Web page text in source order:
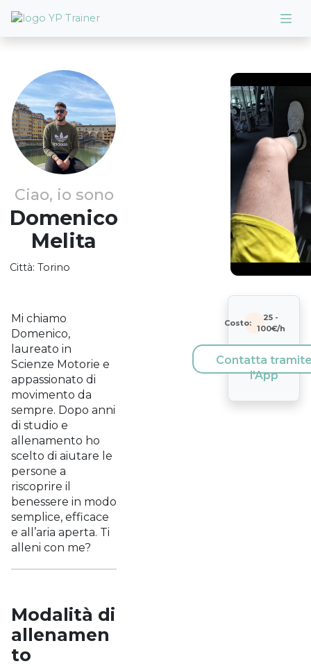
Ciao, io sono
Domenico
Melita
Città: Torino
Mi chiamo
Domenico,
laureato in
Scienze Motorie e
appassionato di
movimento da
sempre. Dopo anni
di studio e
allenamento ho
scelto di aiutare le
persone a
riscoprire il
benessere in modo
semplice, efficace
e all’aria aperta. Ti
alleni con me?
Modalità di
allenamen
to
Costo:
25 -
100€/h
Contatta
l'App